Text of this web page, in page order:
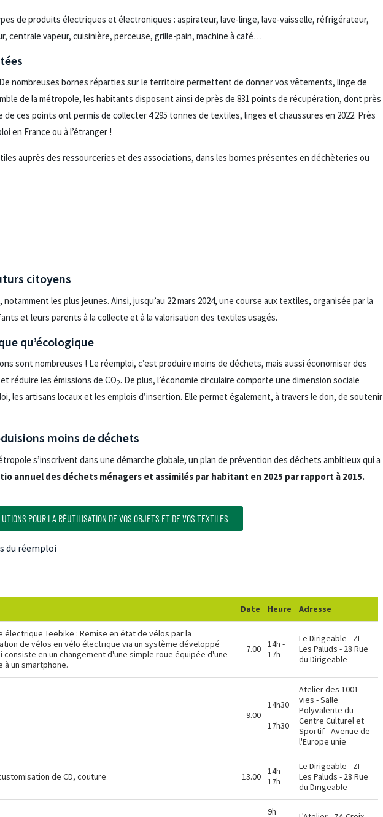
de produits électriques et électroniques : aspirateur, lave-linge, lave-vaisselle, réfrigérateur,
centrale vapeur, cuisinière, perceuse, grille-pain, machine à café…
nombreuses bornes réparties sur le territoire permettent de donner vos vêtements, linge de
de la métropole, les habitants disposent ainsi de près de 831 points de récupération, dont près
de ces points ont permis de collecter 4 295 tonnes de textiles, linges et chaussures en 2022. Près
en France ou à l’étranger !
auprès des ressourceries et des associations, dans les bornes présentes en déchèteries ou
citoyens
les plus jeunes. Ainsi, jusqu’au 22 mars 2024, une course aux textiles, organisée par la
et leurs parents à la collecte et à la valorisation des textiles usagés.
qu’écologique
sont nombreuses ! Le réemploi, c’est produire moins de déchets, mais aussi économiser des
réduire les émissions de CO2. De plus, l’économie circulaire comporte une dimension sociale
les artisans locaux et les emplois d’insertion. Elle permet également, à travers le don, de soutenir
moins de déchets
s’inscrivent dans une démarche globale, un plan de prévention des déchets ambitieux qui a
annuel des déchets ménagers et assimilés par habitant en 2025 par rapport à 2015.
POUR LA RÉUTILISATION DE VOS OBJETS ET DE VOS TEXTILES
du réemploi